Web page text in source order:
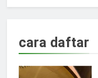
cara daftar